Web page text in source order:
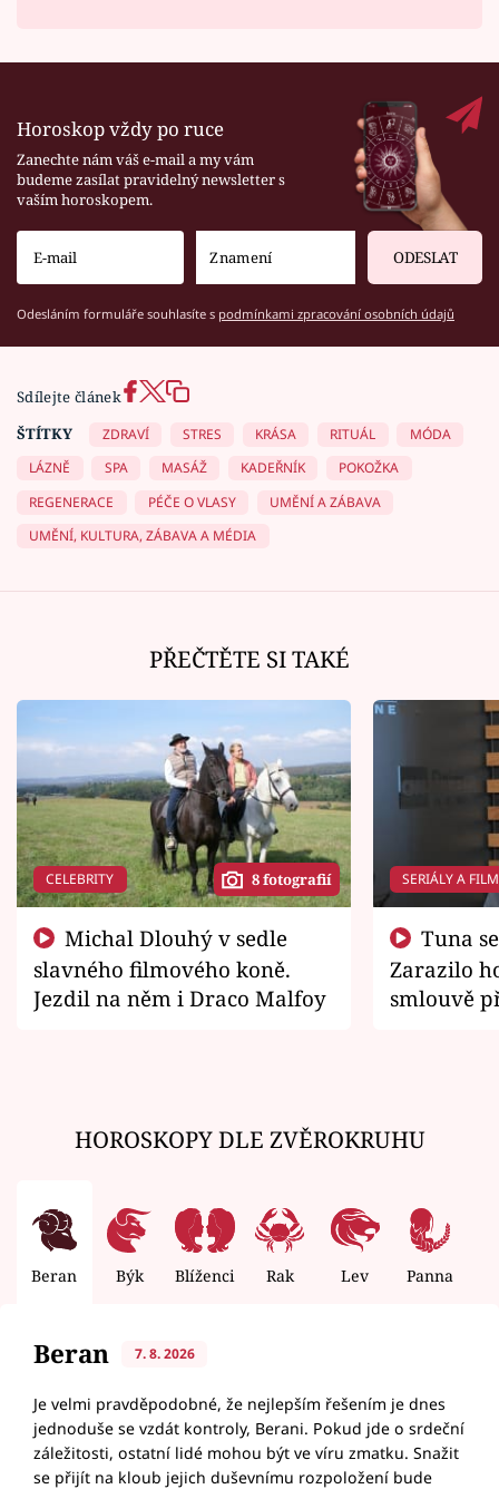
Horoskop vždy po ruce
Zanechte nám váš e-mail a my vám
budeme zasílat pravidelný newsletter s
vaším horoskopem.
ODESLAT
Odesláním formuláře souhlasíte s podmínkami zpracování osobních údajů
Sdílejte článek
ŠTÍTKY
ZDRAVÍ STRES KRÁSA RITUÁL
MÓDA
LÁZNĚ
SPA MASÁŽ KADEŘNÍK
POKOŽKA
REGENERACE
PÉČE O VLASY
UMĚNÍ A ZÁBAVA
UMĚNÍ, KULTURA, ZÁBAVA A MÉDIA
PŘEČTĚTE SI TAKÉ
CELEBRITY 8 fotografií
slavného filmového koně.
Jezdil na něm i Draco Malfoy
SERIÁLY A
Zarazilo
smlouvě
HOROSKOPY DLE ZVĚROKRUHU
Beran Býk Blíženci Rak Lev Panna
Beran 7. 8. 2026
Je velmi pravděpodobné, že nejlepším řešením je dnes
jednoduše se vzdát kontroly, Berani. Pokud jde o srdeční
záležitosti, ostatní lidé mohou být ve víru zmatku. Snažit
se přijít na kloub jejich duševnímu rozpoložení bude